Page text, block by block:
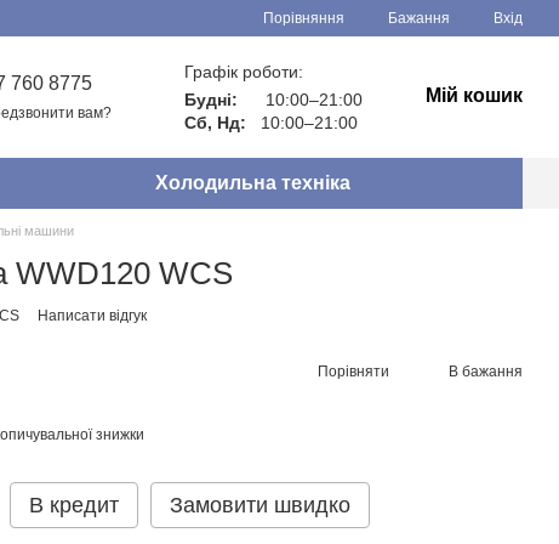
Порівняння Бажання Вхід
760 8775
вам?
Графік роботи:
Будні:
10:00–21:00
Сб, Нд:
10:00–21:00
Мій кошик
Холодильна техніка
машини
WCS
Написати відгук
Порівняти В бажання
знижки
В кредит Замовити швидко